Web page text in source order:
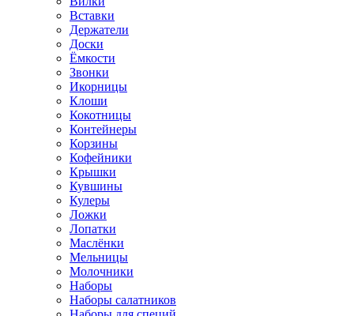
Вставки
Держатели
Доски
Ёмкости
Звонки
Икорницы
Клоши
Кокотницы
Контейнеры
Корзины
Кофейники
Крышки
Кувшины
Кулеры
Ложки
Лопатки
Маслёнки
Мельницы
Молочники
Наборы
Наборы салатников